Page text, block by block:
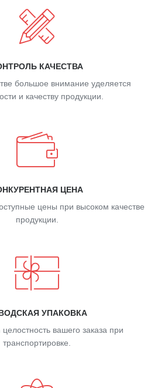
КАЧЕСТВА
большое внимание уделяется
и качеству продукции.
ЦЕНА
цены при высоком качестве
продукции.
УПАКОВКА
вашего заказа при
транспортировке.